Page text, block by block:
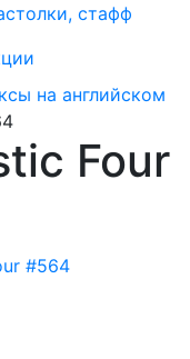
стафф
на английском
Four